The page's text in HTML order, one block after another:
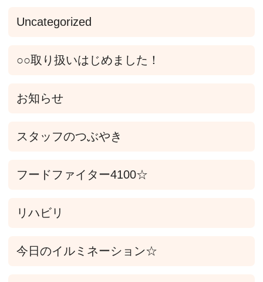
Uncategorized
○○取り扱いはじめました！
お知らせ
スタッフのつぶやき
フードファイター4100☆
リハビリ
今日のイルミネーション☆